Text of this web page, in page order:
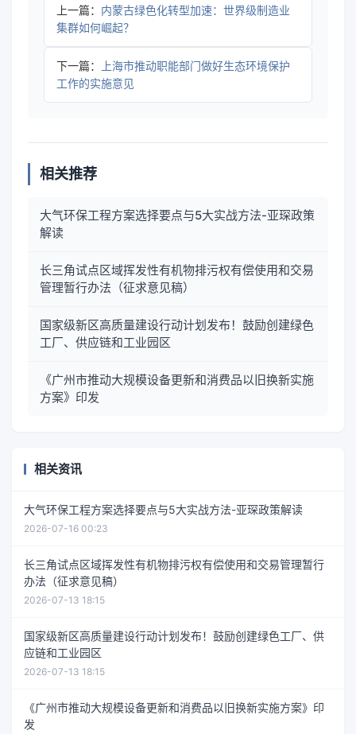
上一篇： 内蒙古绿色化转型加速：世界级制造业
集群如何崛起？
下一篇：
上海市推动职能部门做好生态环境保护
工作的实施意见
相关推荐
大气环保工程方案选择要点与5大实战方法-亚琛政策
解读
长三角试点区域挥发性有机物排污权有偿使用和交易
管理暂行办法（征求意见稿）
国家级新区高质量建设行动计划发布！鼓励创建绿色
工厂、供应链和工业园区
《广州市推动大规模设备更新和消费品以旧换新实施
方案》印发
相关资讯
大气环保工程方案选择要点与5大实战方法-亚琛政策解读
2026-07-16 00:23
长三角试点区域挥发性有机物排污权有偿使用和交易管理暂行
办法（征求意见稿）
2026-07-13 18:15
国家级新区高质量建设行动计划发布！鼓励创建绿色工厂、供
应链和工业园区
2026-07-13 18:15
《广州市推动大规模设备更新和消费品以旧换新实施方案》印
发